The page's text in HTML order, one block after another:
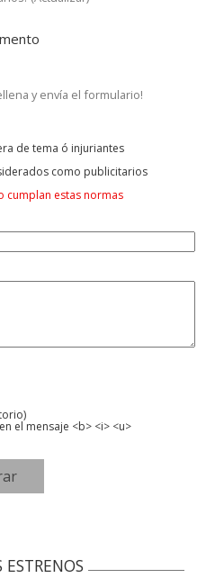
y envía el formulario!
de tema ó injuriantes
como publicitarios
cumplan estas normas
el mensaje <b> <i> <u>
ESTRENOS